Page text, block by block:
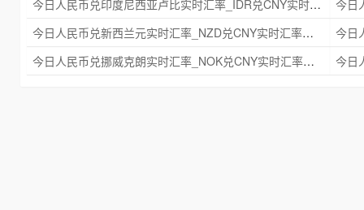
今日人民币兑印度尼西亚卢比实时汇率_IDR兑CNY实时汇率查询 2025年09月21日
今日人民币兑新西兰元实时汇率_NZD兑CNY实时汇率查询 2025年09月21日
今日人民币兑挪威克朗实时汇率_NOK兑CNY实时汇率查询 2025年09月21日